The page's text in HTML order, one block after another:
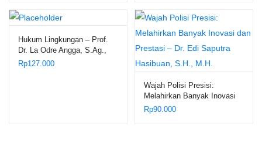
Hukum Lingkungan – Prof.
Dr. La Odre Angga, S.Ag.,
S.H., M.Hum.
Rp127.000
Wajah Polisi Presisi:
Melahirkan Banyak Inovasi
dan Prestasi – Dr. Edi
Rp90.000